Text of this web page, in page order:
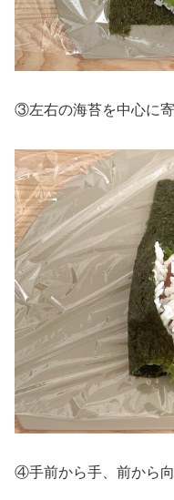
③左右の海苔を中心に寄
④手前から手、前から向